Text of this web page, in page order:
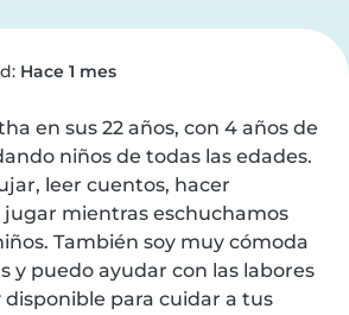
Hace 1 mes
en sus 22 años, con 4 años de
niños de todas las edades.
leer cuentos, hacer
mientras eschuchamos
También soy muy cómoda
y puedo ayudar con las labores
disponible para cuidar a tus